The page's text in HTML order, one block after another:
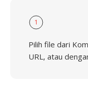
1
Pilih file dari
URL, atau